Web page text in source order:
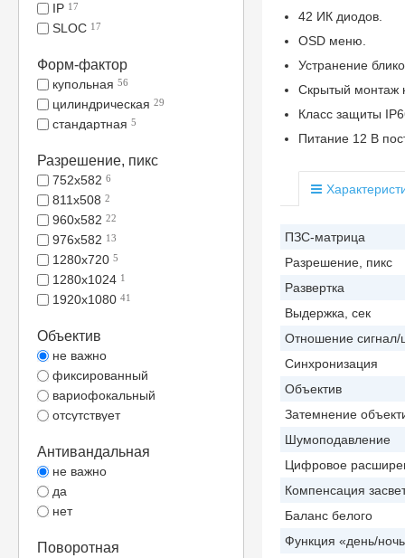
IP 17
SLOC 17
Форм-фактор
купольная 56
цилиндрическая 29
стандартная 5
Разрешение, пикс
752x582 6
811x508 2
960x582 22
976x582 13
1280x720 5
1280x1024 1
1920x1080 41
Объектив
не важно
фиксированный
вариофокальный
отсутствует
Антивандальная
не важно
да
нет
Поворотная
42 ИК диодов.
OSD меню.
Устранение
Скрытый монтаж
Класс защиты
Питание 12 В
ПЗС-матрица
Разрешение, пикс
Развертка
Выдержка, сек
Отношение
Синхронизация
Объектив
Затемнение
Шумоподавление
Цифровое
Компенсация
Баланс белого
Функция «день/